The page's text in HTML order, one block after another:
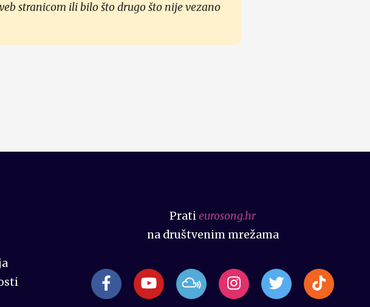
stranicom ili bilo što drugo što nije vezano
Pratieurosong.hr
na društvenim mrežama